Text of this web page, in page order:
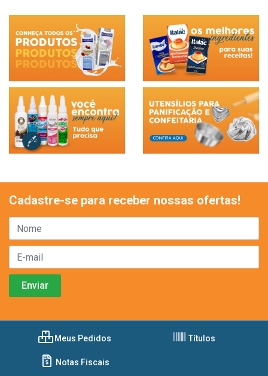
Cadastre-se para receber nossas ofertas!
Meus Pedidos Títulos
Notas Fiscais